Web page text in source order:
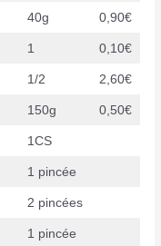
40g 0,90€
1 0,10€
1/2 2,60€
150g 0,50€
1CS
1 pincée
2 pincées
1 pincée